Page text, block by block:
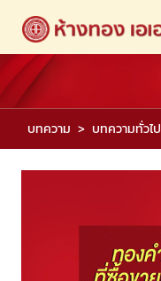
บทความ บทความทั่วไป